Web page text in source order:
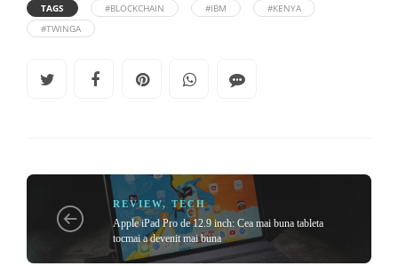
TAGS #BLOCKCHAIN #IBM
#KENYA
#TWINGA
REVIEW, TECH
Apple iPad Pro de 12.9 inch: Cea mai buna tableta
tocmai a devenit mai buna